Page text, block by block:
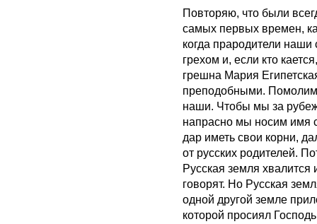
Повторяю, что были
самых первых времен,
когда прародители
грехом и, если кто
грешна Мария
преподобными.
наши. Чтобы мы за
напрасно мы носим имя
дар иметь свои корни,
от русских родителей.
Русская земля
говорят. Но Русская
одной другой земле
которой просиял